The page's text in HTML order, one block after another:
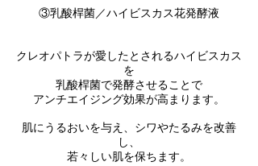
③乳酸桿菌／ハイビスカス花発酵液
クレオパトラが愛したとされるハイビスカス
を
乳酸桿菌で発酵させることで
アンチエイジング効果が高まります。
肌にうるおいを与え、シワやたるみを改善
し、
若々しい肌を保ちます。